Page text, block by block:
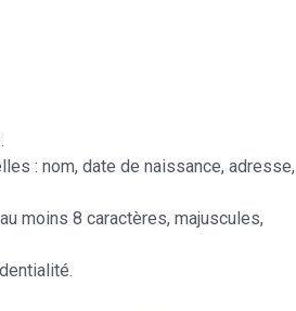
: nom, date de naissance, adresse,
moins 8 caractères, majuscules,